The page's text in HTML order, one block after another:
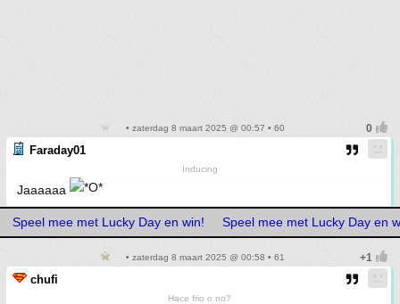
• zaterdag 8 maart 2025 @ 00:57 • 60
Faraday01
Inducing
Jaaaaaa
Speel mee met Lucky Day en win! Speel mee met Lucky Day en
• zaterdag 8 maart 2025 @ 00:58 • 61
chufi
Hace frio o no?